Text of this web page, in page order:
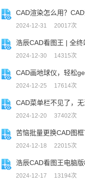
2024-12-31 20017次
2024-12-30 14315次
2024-12-25 17614次
2024-12-20 37402次
2024-12-18 22015次
2024-12-17 13194次